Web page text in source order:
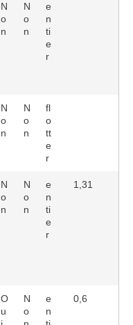
N
o
n
N
o
n
e
n
ti
e
r
N
o
n
N
o
n
fl
o
tt
e
r
N
o
n
N
o
n
e
n
ti
e
r
1,31
O
u
N
o
e
n
0,6